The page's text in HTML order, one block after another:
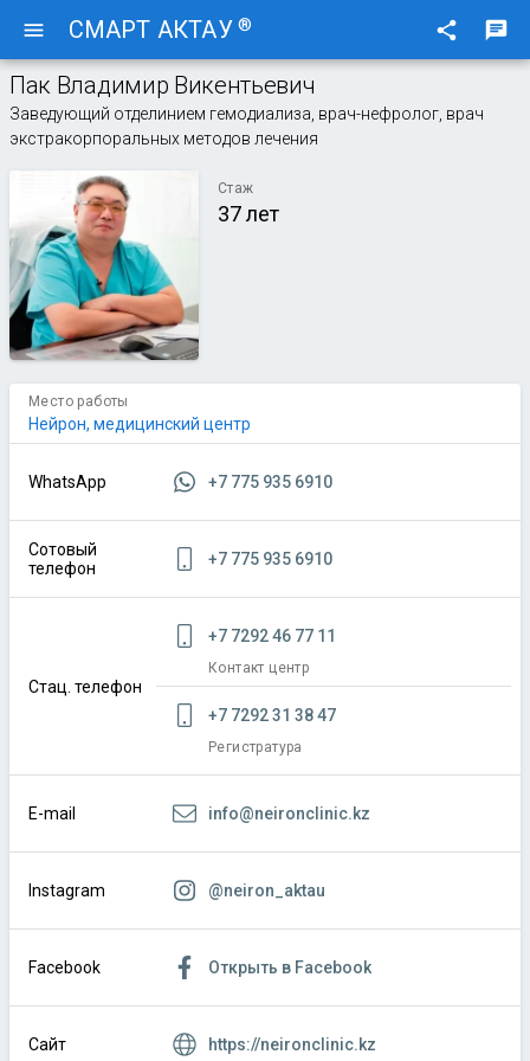
menu СМАРТ АКТАУ ® share chat
Пак Владимир Викентьевич
Заведующий отделинием гемодиализа, врач-нефролог, врач
экстракорпоральных методов лечения
Стаж
37 лет
Место работы
Нейрон, медицинский центр
WhatsApp +7 775 935 6910
Сотовый
телефон
+7 775 935 6910
Стац. телефон
+7 7292 46 77 11
Контакт центр
+7 7292 31 38 47
Регистратура
E-mail info@neironclinic.kz
Instagram @neiron_aktau
Facebook Открыть в Facebook
Сайт https://neironclinic.kz